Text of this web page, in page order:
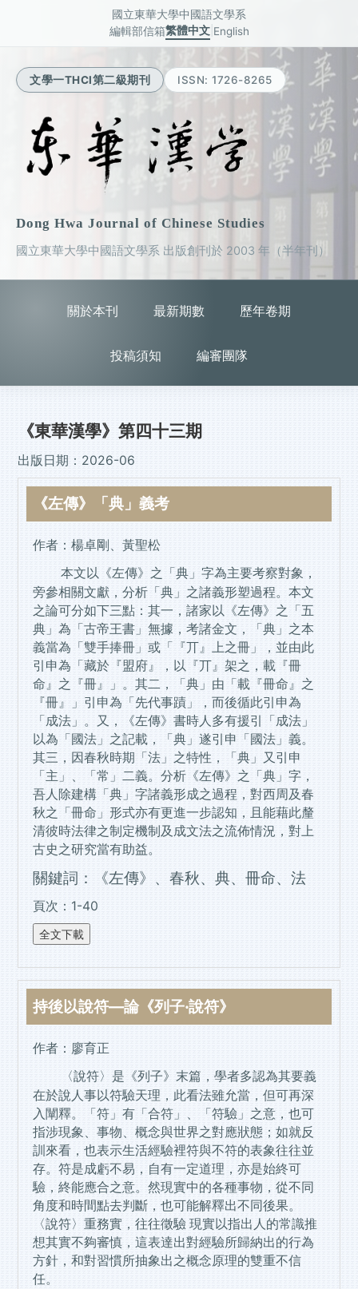
內
國立東華大學中國語文學系
編輯部信箱繁體中文| English
文學一THCI第二級期刊 ISSN: 1726-8265
Dong Hwa Journal of Chinese Studies
國立東華大學中國語文學系 出版創刊於 2003 年（半年刊）
關於本刊 最新期數 歷年卷期
投稿須知 編審團隊
《東華漢學》第四十三期
出版日期：2026-06
《左傳》「典」義考
作者：楊卓剛、黃聖松
本文以《左傳》之「典」字為主要考察對象，
旁參相關文獻，分析「典」之諸義形塑過程。本文
之論可分如下三點：其一，諸家以《左傳》之「五
典」為「古帝王書」無據，考諸金文，「典」之本
義當為「雙手捧冊」或「『丌』上之冊」，並由此
引申為「藏於『盟府』，以『丌』架之，載『冊
命』之『冊』」。其二，「典」由「載『冊命』之
『冊』」引申為「先代事蹟」，而後循此引申為
「成法」。又，《左傳》書時人多有援引「成法」
以為「國法」之記載，「典」遂引申「國法」義。
其三，因春秋時期「法」之特性，「典」又引申
「主」、「常」二義。分析《左傳》之「典」字，
吾人除建構「典」字諸義形成之過程，對西周及春
秋之「冊命」形式亦有更進一步認知，且能藉此釐
清彼時法律之制定機制及成文法之流佈情況，對上
古史之研究當有助益。
關鍵詞：《左傳》、春秋、典、冊命、法
頁次：1-40
持後以說符—論《列子‧說符》
作者：廖育正
〈說符〉是《列子》末篇，學者多認為其要義
在於說人事以符驗天理，此看法雖允當，但可再深
入闡釋。「符」有「合符」、「符驗」之意，也可
指涉現象、事物、概念與世界之對應狀態；如就反
訓來看，也表示生活經驗裡符與不符的表象往往並
存。符是成虧不易，自有一定道理，亦是始終可
驗，終能應合之意。然現實中的各種事物，從不同
角度和時間點去判斷，也可能解釋出不同後果。
〈說符〉重務實，往往徵驗 現實以指出人的常識推
想其實不夠審慎，這表達出對經驗所歸納出的行為
方針，和對習慣所抽象出之概念原理的雙重不信
任。